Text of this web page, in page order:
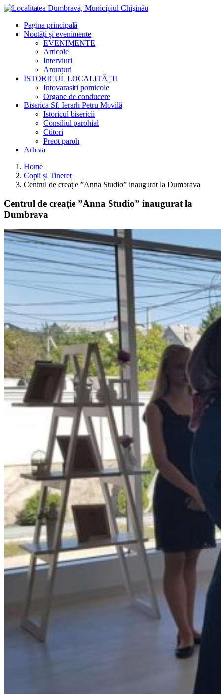
Pagina principală
Noutăți și evenimente
EVENIMENTE
Articole
Interviuri
Anunțuri
ISTORICUL LOCALITĂŢII
Intovarasiri pomicole
Organe de conducere
Biserica Sf. Ierarh Petru Movilă
Istoricul bisericii
Consiliul parohial
Ctitori
Preot paroh
Arhiva
Home
Copii și Tineret
Centrul de creație ”Anna Studio” inaugurat la Dumbrava
Centrul de creație ”Anna Studio” inaugurat la
Dumbrava